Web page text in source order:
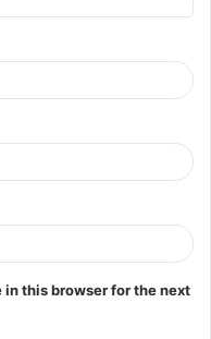
this browser for the next